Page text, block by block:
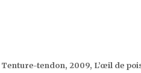
Tenture-tendon, 2009, L’œil de